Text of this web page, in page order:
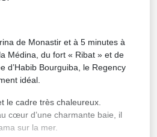
de Monastir et à 5 minutes à
Médina, du fort « Ribat » et de
d’Habib Bourguiba, le Regency
idéal.
le cadre très chaleureux.
cœur d’une charmante baie, il
sur la mer.